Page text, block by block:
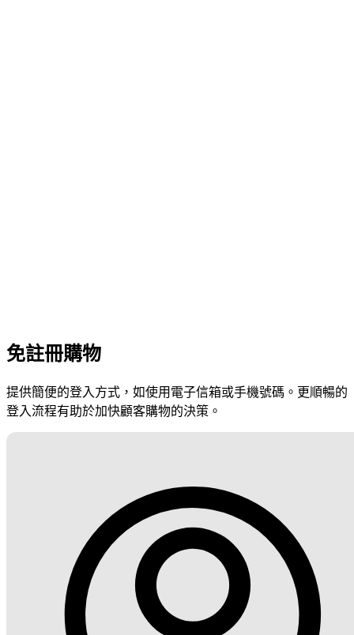
免註冊購物
提供簡便的登入方式，如使用電子信箱或手機號碼。更順暢的
登入流程有助於加快顧客購物的決策。